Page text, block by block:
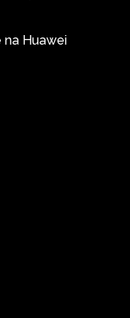
na Huawei